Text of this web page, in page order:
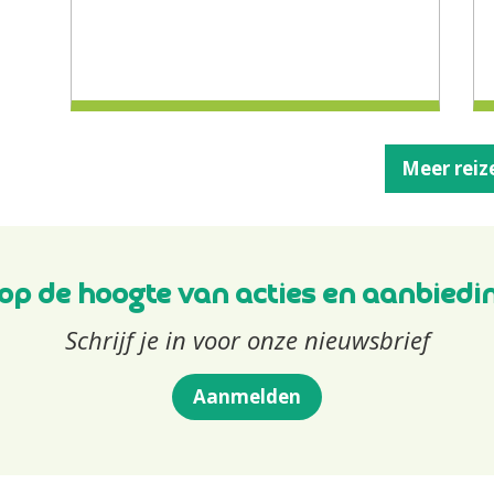
Meer
de hoogte van acties en
Schrijf je in voor onze nieuwsbrief
Aanmelden